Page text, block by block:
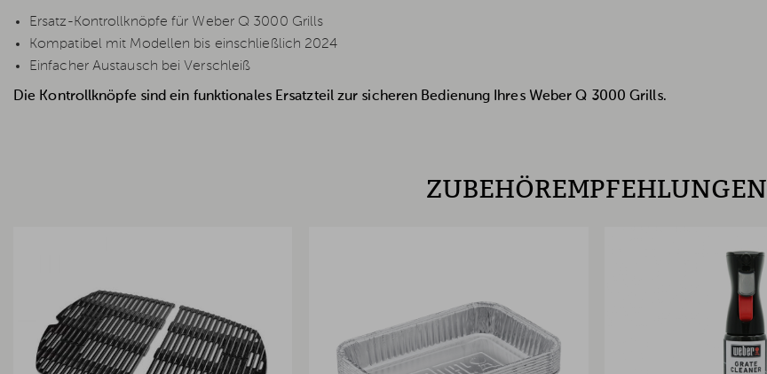
Ersatz-Kontrollknöpfe für Weber Q 3000 Grills
Kompatibel mit Modellen bis einschließlich 2024
Einfacher Austausch bei Verschleiß
Die Kontrollknöpfe sind ein funktionales Ersatzteil zur sicheren Bedienung Ihres Weber Q 3000 Grills.
ZUBEHÖREMPFEHLUNGEN